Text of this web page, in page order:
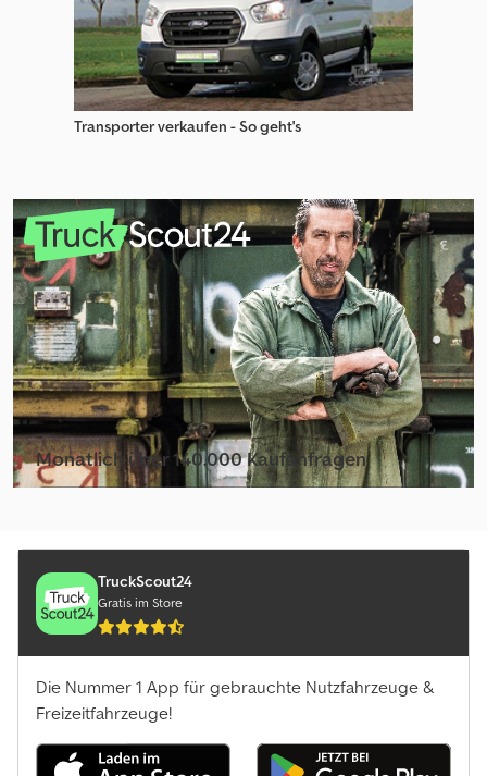
Transporter verkaufen - So geht's
Monatlich über 140.000 Kaufanfragen
TruckScout24
Gratis im Store
Die Nummer 1 App für gebrauchte Nutzfahrzeuge &
Freizeitfahrzeuge!